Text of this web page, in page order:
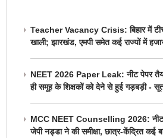
Teacher Vacancy Crisis: बिहार में
खाली; झारखंड, एमपी समेत कई राज्यों में
NEET 2026 Paper Leak: नीट पेपर
ही समूह के शिक्षकों को देने से हुई गड़बड़ी -
MCC NEET Counselling 2026:
जेपी नड्डा ने की समीक्षा, छात्र-केंद्रित कई